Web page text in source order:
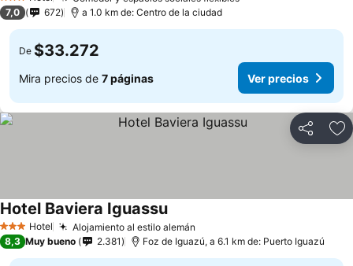
3 Estrellas
7,0 672 a 1.0 km de: Centro de la ciudad
De $33.272
Mira precios de 7 páginas Ver precios
Compartir
3 Estrellas
Hotel Alojamiento al estilo alemán
Hotel Baviera Iguassu
8,3 Muy bueno 2.381 Foz de Iguazú, a 6.1 km de: Puerto Iguazú